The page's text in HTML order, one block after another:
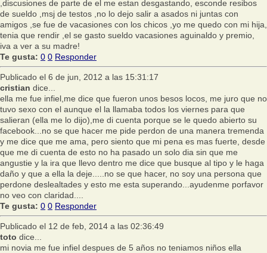
,discusiones de parte de el me estan desgastando, esconde resibos
de sueldo ,msj de testos ,no lo dejo salir a asados ni juntas con
amigos ,se fue de vacasiones con los chicos ,yo me quedo con mi hija,
tenia que rendir ,el se gasto sueldo vacasiones aguinaldo y premio,
iva a ver a su madre!
Te gusta: 0 0 Responder
Publicado el 6 de jun, 2012 a las 15:31:17
cristian dice...
ella me fue infiel,me dice que fueron unos besos locos, me juro que no
tuvo sexo con el aunque el la llamaba todos los viernes para que
salieran (ella me lo dijo),me di cuenta porque se le quedo abierto su
facebook...no se que hacer me pide perdon de una manera tremenda
y me dice que me ama, pero siento que mi pena es mas fuerte, desde
que me di cuenta de esto no ha pasado un solo dia sin que me
angustie y la ira que llevo dentro me dice que busque al tipo y le haga
daño y que a ella la deje.....no se que hacer, no soy una persona que
perdone deslealtades y esto me esta superando...ayudenme porfavor
no veo con claridad....
Te gusta: 0 0 Responder
Publicado el 12 de feb, 2014 a las 02:36:49
toto dice...
mi novia me fue infiel despues de 5 años no teniamos niños ella